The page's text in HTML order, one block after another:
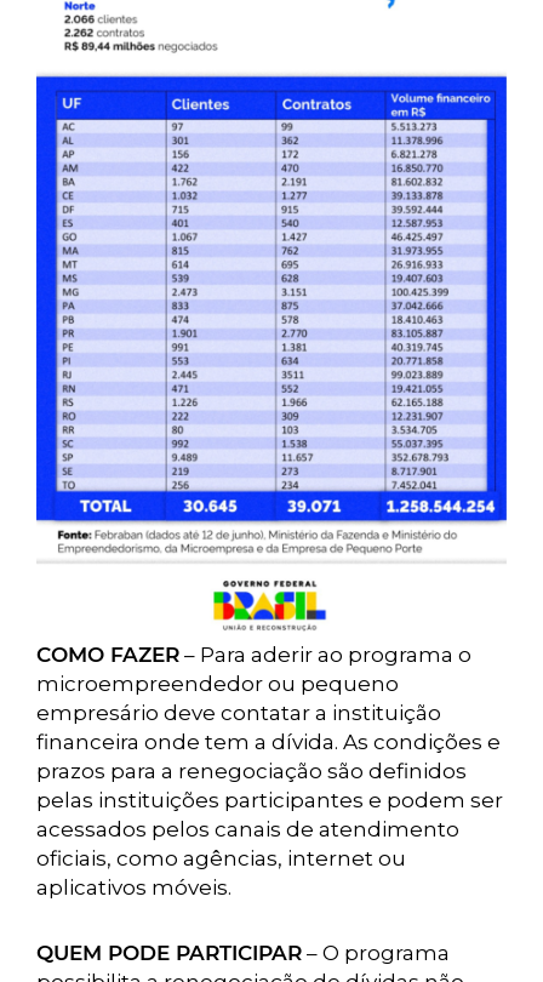
COMO FAZER – Para aderir ao programa o
microempreendedor ou pequeno
empresário deve contatar a instituição
financeira onde tem a dívida. As condições e
prazos para a renegociação são definidos
pelas instituições participantes e podem ser
acessados pelos canais de atendimento
oficiais, como agências, internet ou
aplicativos móveis.
QUEM PODE PARTICIPAR – O programa